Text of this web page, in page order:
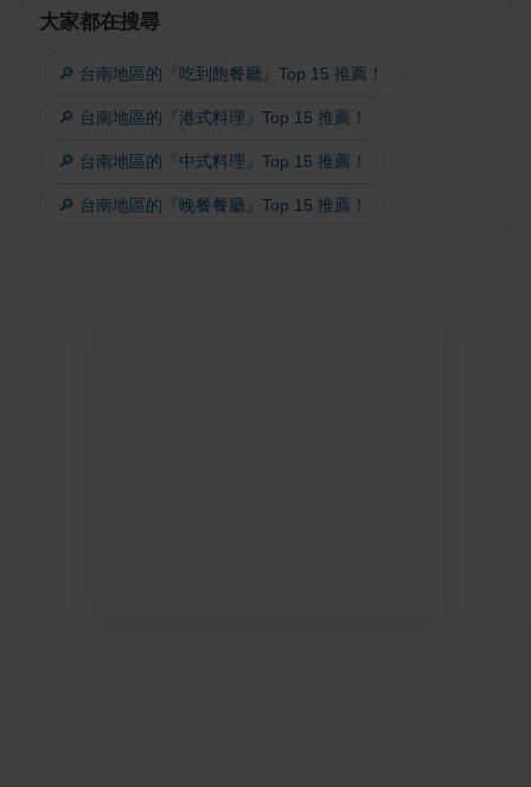
大家都在搜尋
🔎 台南地區的『吃到飽餐廳』Top 15 推薦！
🔎 台南地區的『港式料理』Top 15 推薦！
🔎 台南地區的『中式料理』Top 15 推薦！
🔎 台南地區的『晚餐餐廳』Top 15 推薦！